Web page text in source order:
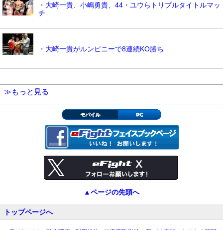
・大崎一貴、小嶋勇貴、44・ユウらトリプルタイトルマッ
チ
・大崎一貴がルンピニーで8連続KO勝ち
≫もっと見る
モバイル PC
▲ページの先頭へ
トップページへ